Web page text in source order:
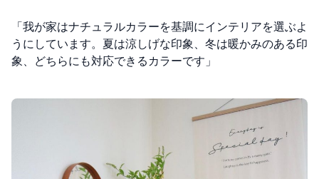
「我が家はナチュラルカラーを基調にインテリアを選ぶよ
うにしています。夏は涼しげな印象、冬は暖かみのある印
象、どちらにも対応できるカラーです」